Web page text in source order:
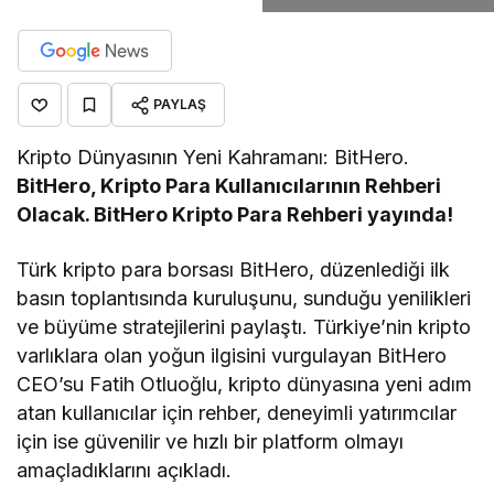
PAYLAŞ
Kripto Dünyasının Yeni Kahramanı: BitHero.
BitHero, Kripto Para Kullanıcılarının Rehberi
Olacak. BitHero Kripto Para Rehberi yayında!
Türk kripto para borsası BitHero, düzenlediği ilk
basın toplantısında kuruluşunu, sunduğu yenilikleri
ve büyüme stratejilerini paylaştı. Türkiye’nin kripto
varlıklara olan yoğun ilgisini vurgulayan BitHero
CEO’su Fatih Otluoğlu, kripto dünyasına yeni adım
atan kullanıcılar için rehber, deneyimli yatırımcılar
için ise güvenilir ve hızlı bir platform olmayı
amaçladıklarını açıkladı.